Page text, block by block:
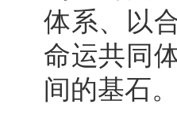
体系、以
命运共同
间的基石。